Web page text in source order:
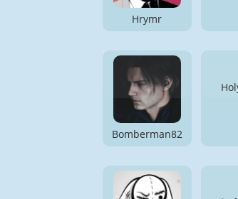
Hrymr
Bomberman82